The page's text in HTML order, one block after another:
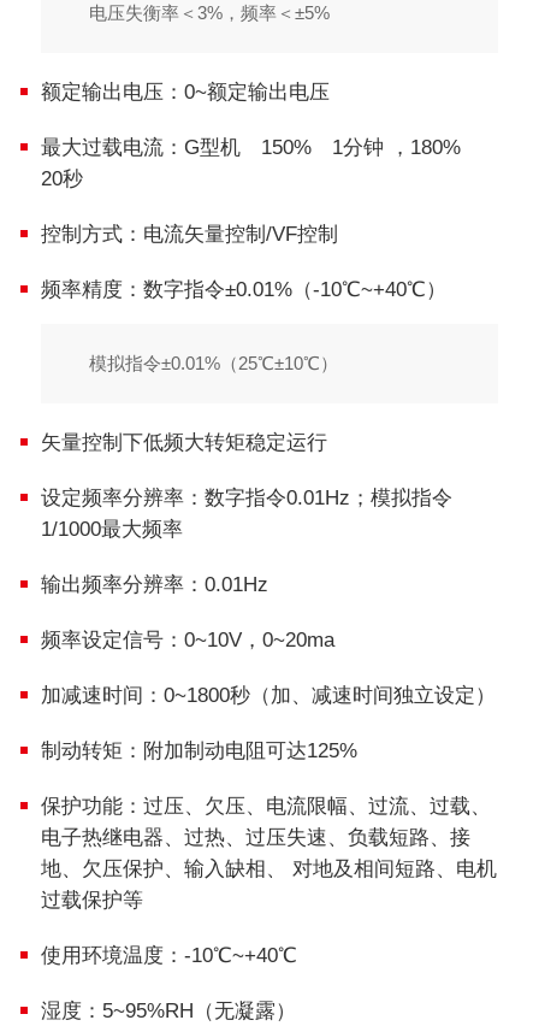
电压失衡率＜3%，频率＜±5%
额定输出电压：0~额定输出电压
最大过载电流：G型机 150% 1分钟 ，180%
20秒
控制方式：电流矢量控制/VF控制
频率精度：数字指令±0.01%（-10℃~+40℃）
模拟指令±0.01%（25℃±10℃）
矢量控制下低频大转矩稳定运行
设定频率分辨率：数字指令0.01Hz；模拟指令
1/1000最大频率
输出频率分辨率：0.01Hz
频率设定信号：0~10V，0~20ma
加减速时间：0~1800秒（加、减速时间独立设定）
制动转矩：附加制动电阻可达125%
保护功能：过压、欠压、电流限幅、过流、过载、
电子热继电器、过热、过压失速、负载短路、接
地、欠压保护、输入缺相、 对地及相间短路、电机
过载保护等
使用环境温度：-10℃~+40℃
湿度：5~95%RH（无凝露）